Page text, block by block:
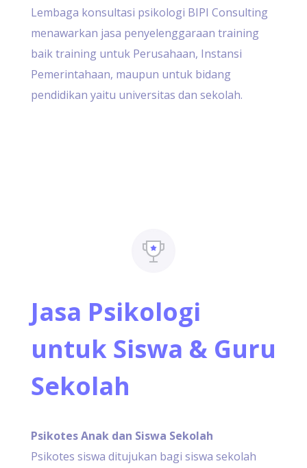
Lembaga konsultasi psikologi BIPI Consulting
menawarkan jasa penyelenggaraan training
baik training untuk Perusahaan, Instansi
Pemerintahaan, maupun untuk bidang
pendidikan yaitu universitas dan sekolah.
Jasa Psikologi
untuk Siswa & Guru
Sekolah
Psikotes Anak dan Siswa Sekolah
Psikotes siswa ditujukan bagi siswa sekolah